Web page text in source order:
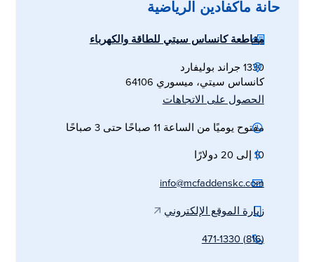
حانة ماكفادين الرياضية
مقاطعة كانساس سيتي للطاقة والكهرباء
1330 جراند بوليفارد
كانساس سيتي، ميسوري 64106
الحصول على الاتجاهات
مفتوح يوميًا من الساعة 11 صباحًا حتى 3 صباحًا
10 إلى 20 دولارًا
info@mcfaddenskc.com
زيارة الموقع الإلكتروني
(816) 471-1330